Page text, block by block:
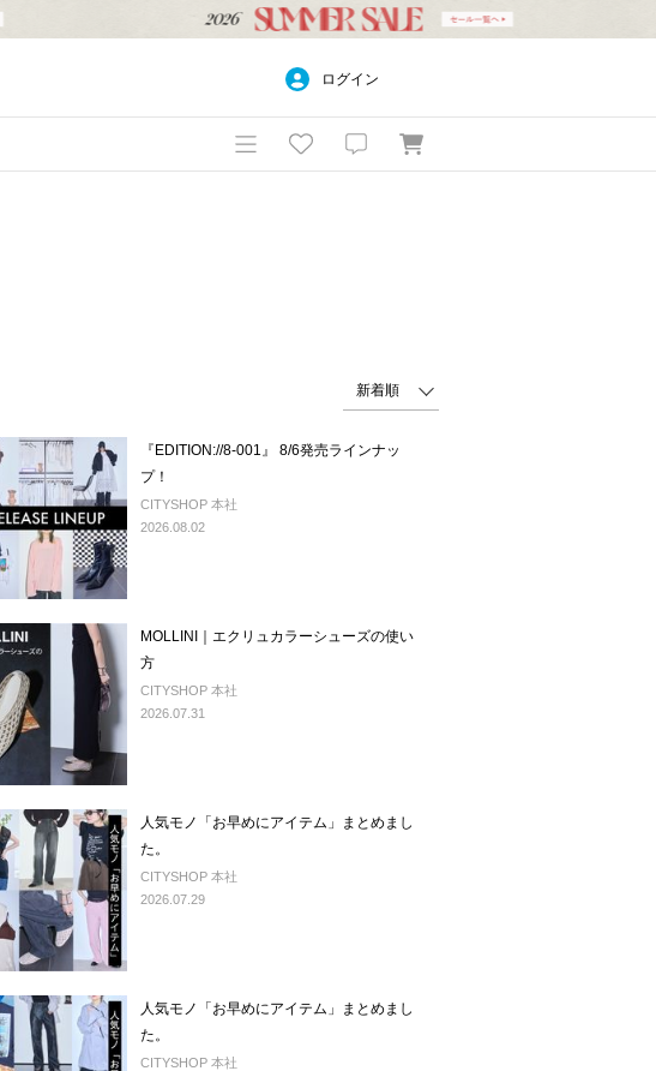
ログイン
『EDITION://8-001』 8/6発売ラインナッ
プ！
CITYSHOP 本社
2026.08.02
MOLLINI｜エクリュカラーシューズの使い
方
CITYSHOP 本社
2026.07.31
人気モノ「お早めにアイテム」まとめまし
た。
CITYSHOP 本社
2026.07.29
人気モノ「お早めにアイテム」まとめまし
た。
CITYSHOP 本社